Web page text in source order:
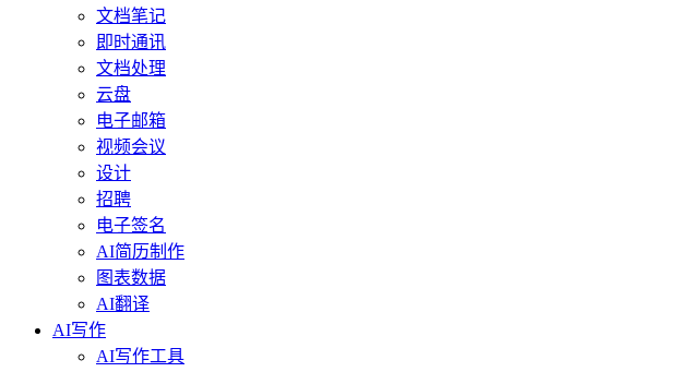
文档笔记
即时通讯
文档处理
云盘
电子邮箱
视频会议
设计
招聘
电子签名
AI简历制作
图表数据
AI翻译
AI写作
AI写作工具